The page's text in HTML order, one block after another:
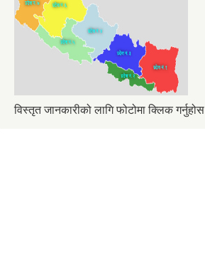
विस्तृत जानकारीको लागि फोटोमा क्लिक गर्नुहोस